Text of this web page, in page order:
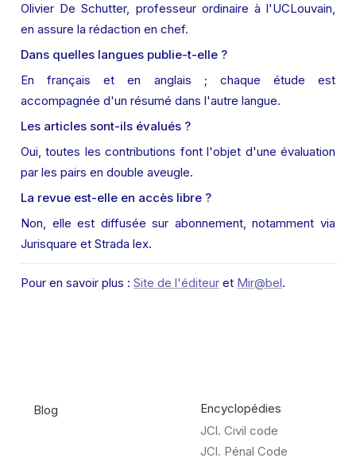
Olivier De Schutter, professeur ordinaire à l'UCLouvain,
en assure la rédaction en chef.
Dans quelles langues publie-t-elle ?
En français et en anglais ; chaque étude est
accompagnée d'un résumé dans l'autre langue.
Les articles sont-ils évalués ?
Oui, toutes les contributions font l'objet d'une évaluation
par les pairs en double aveugle.
La revue est-elle en accès libre ?
Non, elle est diffusée sur abonnement, notamment via
Jurisquare et Strada lex.
Pour en savoir plus : Site de l'éditeur et Mir@bel.
Blog
Encyclopédies
JCl. Civil code
JCl. Pénal Code